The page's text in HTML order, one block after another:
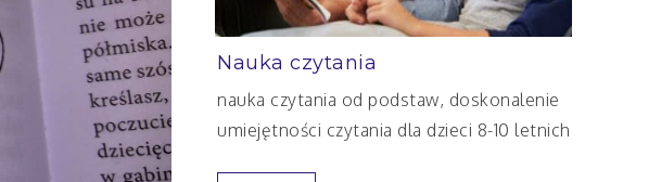
Nauka czytania
nauka czytania od podstaw, doskonalenie
umiejętności czytania dla dzieci 8-10 letnich